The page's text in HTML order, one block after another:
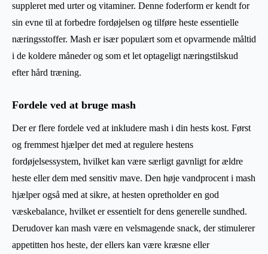
suppleret med urter og vitaminer. Denne foderform er kendt for
sin evne til at forbedre fordøjelsen og tilføre heste essentielle
næringsstoffer. Mash er især populært som et opvarmende måltid
i de koldere måneder og som et let optageligt næringstilskud
efter hård træning.
Fordele ved at bruge mash
Der er flere fordele ved at inkludere mash i din hests kost. Først
og fremmest hjælper det med at regulere hestens
fordøjelsessystem, hvilket kan være særligt gavnligt for ældre
heste eller dem med sensitiv mave. Den høje vandprocent i mash
hjælper også med at sikre, at hesten opretholder en god
væskebalance, hvilket er essentielt for dens generelle sundhed.
Derudover kan mash være en velsmagende snack, der stimulerer
appetitten hos heste, der ellers kan være kræsne eller